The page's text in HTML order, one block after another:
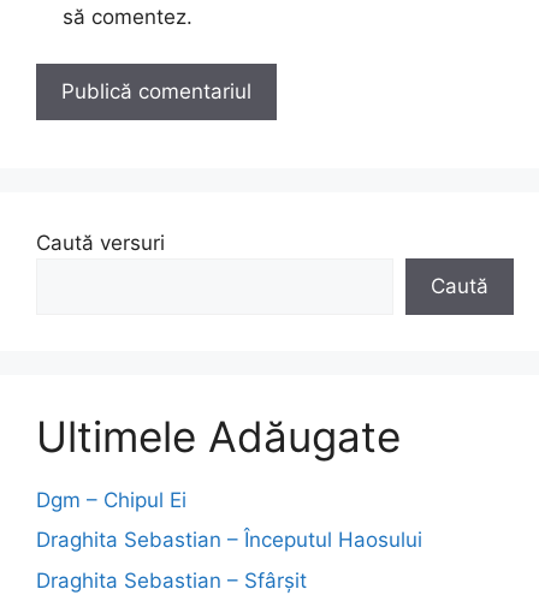
să comentez.
Caută versuri
Caută
Ultimele Adăugate
Dgm – Chipul Ei
Draghita Sebastian – Începutul Haosului
Draghita Sebastian – Sfârșit